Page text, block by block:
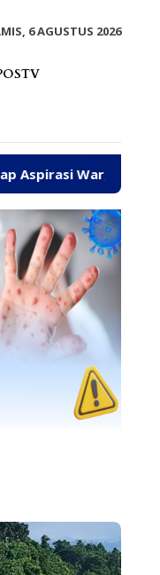
6 AGUSTUS 2026
Bantu Fasilitas